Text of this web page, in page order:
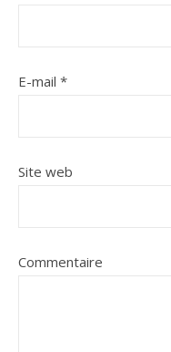
E-mail *
Site web
Commentaire